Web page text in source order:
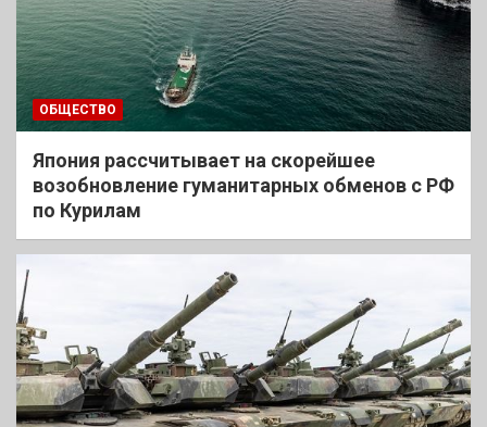
ОБЩЕСТВО
Япония рассчитывает на скорейшее
возобновление гуманитарных обменов с РФ
по Курилам